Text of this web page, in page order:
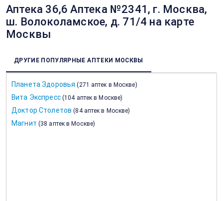
Аптека 36,6 Аптека №2341, г. Москва,
ш. Волоколамское, д. 71/4 на карте
Москвы
ДРУГИЕ ПОПУЛЯРНЫЕ АПТЕКИ МОСКВЫ
Планета Здоровья (271 аптек в Москве)
Вита Экспресс (104 аптек в Москве)
Доктор Столетов (84 аптек в Москве)
Магнит (38 аптек в Москве)